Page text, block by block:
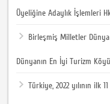
Üyeliğine Adaylık İşlemleri
Birleşmiş Milletler Dünya
Dünyanın En İyi Turizm
Türkiye, 2022 yılının ilk